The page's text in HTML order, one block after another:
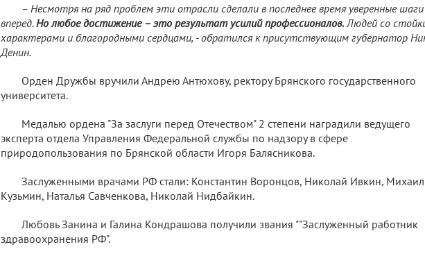
– Несмотря на ряд проблем эти отрасли сделали в последнее время уверенные шаги
вперед.Но любое достижение – это результат усилий профессионалов. Людей со
характерами и благородными сердцами, - обратился к присутствующим губернатор
Денин.
Орден Дружбы вручили Андрею Антюхову, ректору Брянского государственного
университета.
Медалью ордена "За заслуги перед Отечеством" 2 степени наградили ведущего
эксперта отдела Управления Федеральной службы по надзору в сфере
природопользования по Брянской области Игоря Балясникова.
Заслуженными врачами РФ стали: Константин Воронцов, Николай Ивкин, Михаил
Кузьмин, Наталья Савченкова, Николай Нидбайкин.
Любовь Занина и Галина Кондрашова получили звания ""Заслуженный работник
здравоохранения РФ".